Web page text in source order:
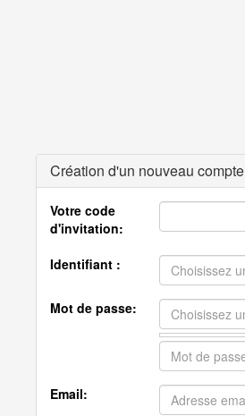
Création d'un nouveau compte
Votre code
d'invitation:
Identifiant :
Mot de passe:
Email: